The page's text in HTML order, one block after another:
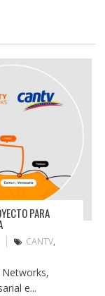
PARA
CANTV,
Networks,
e...